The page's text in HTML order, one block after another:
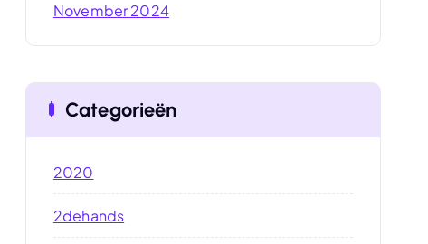
November 2024
Categorieën
2020
2dehands